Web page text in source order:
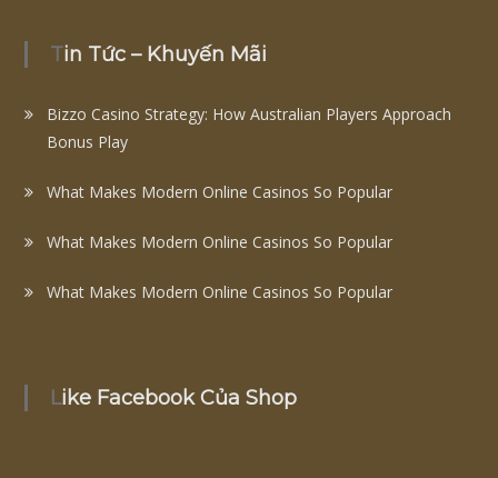
Tin Tức – Khuyến Mãi
Bizzo Casino Strategy: How Australian Players Approach
Bonus Play
What Makes Modern Online Casinos So Popular
What Makes Modern Online Casinos So Popular
What Makes Modern Online Casinos So Popular
Like Facebook Của Shop